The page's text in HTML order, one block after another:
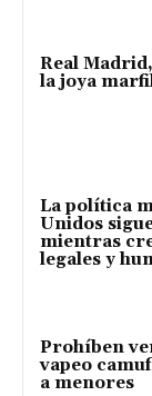
Real
la joya
La política
Unidos
mientras
legales y
Prohíben
vapeo
a menores